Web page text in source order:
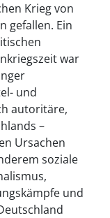
Krieg von
gefallen. Ein
war
und
autoritäre,
–
Ursachen
soziale
und